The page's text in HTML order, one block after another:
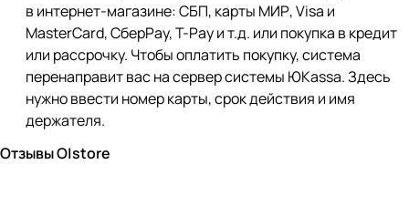
в интернет-магазине: СБП, карты МИР, Visa и
MasterCard, СберPay, Т-Pay и т.д. или покупка в кредит
или рассрочку. Чтобы оплатить покупку, система
перенаправит вас на сервер системы ЮKassa. Здесь
нужно ввести номер карты, срок действия и имя
держателя.
Отзывы O|store